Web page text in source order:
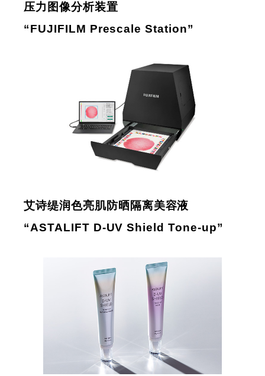
压力图像分析装置
“FUJIFILM Prescale Station”
艾诗缇润色亮肌防晒隔离美容液
“ASTALIFT D-UV Shield Tone-up”